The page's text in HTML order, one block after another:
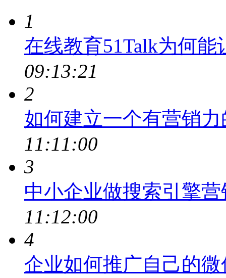
1
在线教育51Talk为何
09:13:21
2
如何建立一个有营销
11:11:00
3
中小企业做搜索引擎
11:12:00
4
企业如何推广自己的